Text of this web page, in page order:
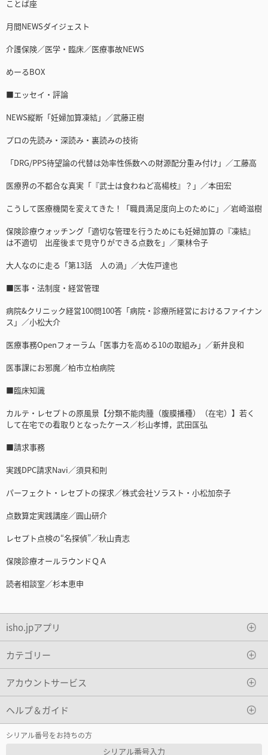
ことば座
月間NEWSダイジェスト
介護保険／医学・臨床／医療事故NEWS
めーるBOX
■エッセイ・評論
NEWS縦断「妊婦加算凍結」／武藤正樹
プロの先読み・深読み・裏読みの技術
「DRG/PPS待望論の代替は効率性係数への財源配分重み付け」／工藤高
医療界の不都合な真実「『武士は食わねど高楊枝』？」／本田宏
こうして医療機関を変えてきた！「職員満足度向上のために」／岩崎滋樹
保険診療ウォッチング「適切な管理を行うためにも妊婦加算の『凍結』
は不適切 出産後まで見守りができる点数を」／栗林令子
大人なのに走る「第13話 人の渦」／大佐戸達也
■医事・法制度・経営管理
病院&クリニック経営100問100答「病院・診療所経営におけるファイナン
ス」／小松大介
医療事務Openフォーラム「医事力を高める10の取組み」／新井良和
医事課にお邪魔／柏市立柏病院
■臨床知識
カルテ・レセプトの原風景【分類不能肉腫（腹膜播種）（在宅）】若く
して在宅での看取りとなったケース／杉山孝博，武田匤弘
■請求事務
実践DPC請求Navi／須貝和則
パーフェクト・レセプトの探求／株式会社ソラスト・小松加奈子
点数算定実践講座／圓山研介
レセプト点検の“名探偵”／秋山貴志
保険診療オールラウンドＱＡ
読者相談室／杉本恵申
isho.jpアプリ
カテゴリー
アカウントサービス
ヘルプ＆ガイド
シリアル番号をお持ちの方
シリアル番号入力